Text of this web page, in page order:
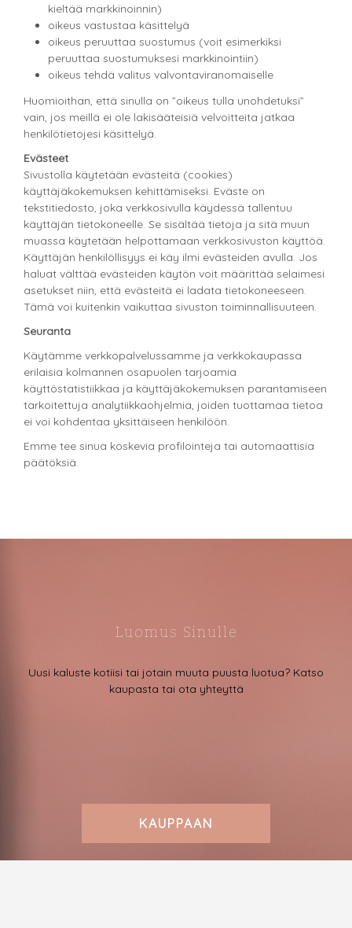
kieltää markkinoinnin)
oikeus vastustaa käsittelyä
oikeus peruuttaa suostumus (voit esimerkiksi
peruuttaa suostumuksesi markkinointiin)
oikeus tehdä valitus valvontaviranomaiselle
Huomioithan, että sinulla on ”oikeus tulla unohdetuksi”
vain, jos meillä ei ole lakisääteisiä velvoitteita jatkaa
henkilötietojesi käsittelyä.
Evästeet
Sivustolla käytetään evästeitä (cookies)
käyttäjäkokemuksen kehittämiseksi. Eväste on
tekstitiedosto, joka verkkosivulla käydessä tallentuu
käyttäjän tietokoneelle. Se sisältää tietoja ja sitä muun
muassa käytetään helpottamaan verkkosivuston käyttöä.
Käyttäjän henkilöllisyys ei käy ilmi evästeiden avulla. Jos
haluat välttää evästeiden käytön voit määrittää selaimesi
asetukset niin, että evästeitä ei ladata tietokoneeseen.
Tämä voi kuitenkin vaikuttaa sivuston toiminnallisuuteen.
Seuranta
Käytämme verkkopalvelussamme ja verkkokaupassa
erilaisia kolmannen osapuolen tarjoamia
käyttöstatistiikkaa ja käyttäjäkokemuksen parantamiseen
tarkoitettuja analytiikkaohjelmia, joiden tuottamaa tietoa
ei voi kohdentaa yksittäiseen henkilöön.
Emme tee sinua koskevia profilointeja tai automaattisia
päätöksiä.
Luomus Sinulle
Uusi kaluste kotiisi tai jotain muuta puusta luotua? Katso
kaupasta tai ota yhteyttä
KAUPPAAN